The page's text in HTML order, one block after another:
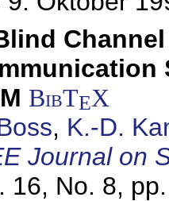
BibTEX
, K.-D.
Journal on
16, No. 8,